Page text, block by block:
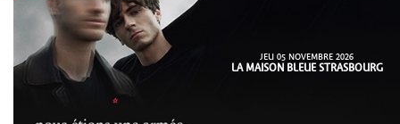
JEU 05 NOVEMBRE 2026
LA MAISON BLEUE STRASBOURG